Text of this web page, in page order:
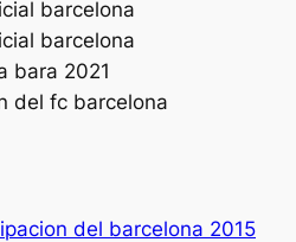
del barcelona 2015